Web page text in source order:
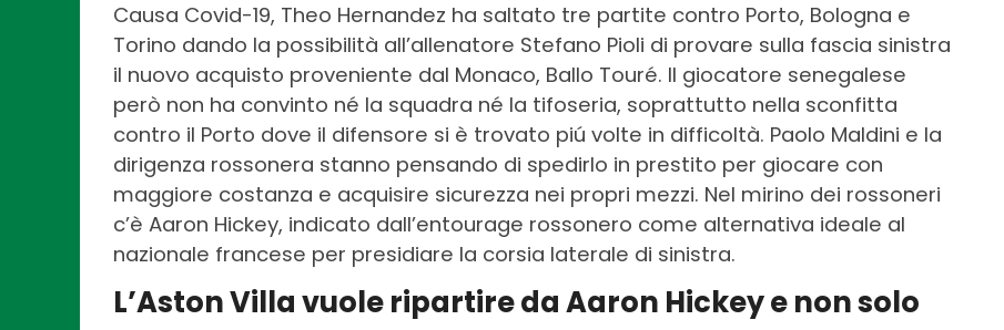
Causa Covid-19, Theo Hernandez ha saltato tre partite contro Porto, Bologna e
Torino dando la possibilità all’allenatore Stefano Pioli di provare sulla fascia sinistra
il nuovo acquisto proveniente dal Monaco, Ballo Touré. Il giocatore senegalese
però non ha convinto né la squadra né la tifoseria, soprattutto nella sconfitta
contro il Porto dove il difensore si è trovato piú volte in difficoltà. Paolo Maldini e la
dirigenza rossonera stanno pensando di spedirlo in prestito per giocare con
maggiore costanza e acquisire sicurezza nei propri mezzi. Nel mirino dei rossoneri
c’è Aaron Hickey, indicato dall’entourage rossonero come alternativa ideale al
nazionale francese per presidiare la corsia laterale di sinistra.
L’Aston Villa vuole ripartire da Aaron Hickey e non solo